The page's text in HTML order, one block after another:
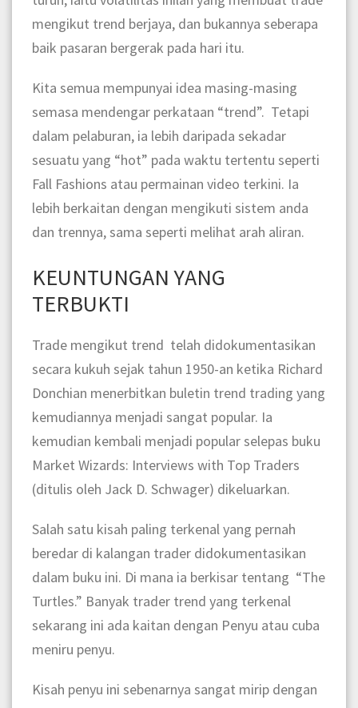
mengikut trend berjaya, dan bukannya seberapa
baik pasaran bergerak pada hari itu.
Kita semua mempunyai idea masing-masing
semasa mendengar perkataan “trend”. Tetapi
dalam pelaburan, ia lebih daripada sekadar
sesuatu yang “hot” pada waktu tertentu seperti
Fall Fashions atau permainan video terkini. Ia
lebih berkaitan dengan mengikuti sistem anda
dan trennya, sama seperti melihat arah aliran.
KEUNTUNGAN YANG
TERBUKTI
Trade mengikut trend telah didokumentasikan
secara kukuh sejak tahun 1950-an ketika Richard
Donchian menerbitkan buletin trend trading yang
kemudiannya menjadi sangat popular. Ia
kemudian kembali menjadi popular selepas buku
Market Wizards: Interviews with Top Traders
(ditulis oleh Jack D. Schwager) dikeluarkan.
Salah satu kisah paling terkenal yang pernah
beredar di kalangan trader didokumentasikan
dalam buku ini. Di mana ia berkisar tentang “The
Turtles.” Banyak trader trend yang terkenal
sekarang ini ada kaitan dengan Penyu atau cuba
meniru penyu.
Kisah penyu ini sebenarnya sangat mirip dengan